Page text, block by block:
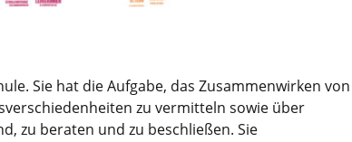
Sie hat die Aufgabe, das Zusammenwirken von
zu vermitteln sowie über
zu beraten und zu beschließen. Sie